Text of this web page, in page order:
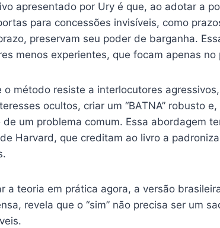
apresentado por Ury é que, ao adotar a
para concessões invisíveis, como
preservam seu poder de barganha.
menos experientes, que focam apenas no
o método resiste a interlocutores
ocultos, criar um “BATNA” robusto
um problema comum. Essa abordagem
Harvard, que creditam ao livro a
a teoria em prática agora, a versão
revela que o “sim” não precisa ser um